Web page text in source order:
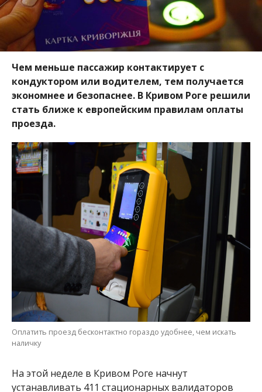
Чем меньше пассажир контактирует с
кондуктором или водителем, тем получается
экономнее и безопаснее. В Кривом Роге решили
стать ближе к европейским правилам оплаты
проезда.
Оплатить проезд бесконтактно гораздо удобнее, чем искать
наличку
На этой неделе в Кривом Роге начнут
устанавливать 411 стационарных валидаторов